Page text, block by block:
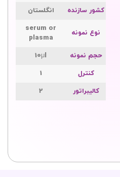
کشور سازنده
انگلستان
نوع نمونه
serum or
plasma
حجم نمونه
10μl
کنترل
1
کالیبراتور
2